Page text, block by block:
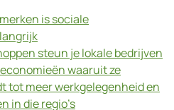
is sociale
steun je lokale bedrijven
waaruit ze
tot meer werkgelegenheid en
in die regio’s